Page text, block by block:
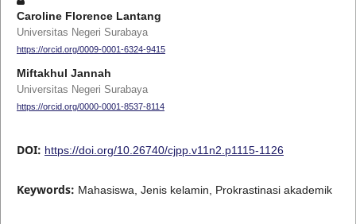
Caroline Florence Lantang
Universitas Negeri Surabaya
https://orcid.org/0009-0001-6324-9415
Miftakhul Jannah
Universitas Negeri Surabaya
https://orcid.org/0000-0001-8537-8114
DOI: https://doi.org/10.26740/cjpp.v11n2.p1115-1126
Keywords: Mahasiswa, Jenis kelamin, Prokrastinasi akademik